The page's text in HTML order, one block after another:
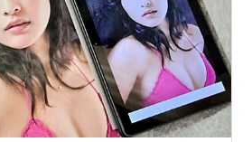
ユニット「セクシー8」に参加。
編に伴い「タンポポ」リーダーに就任。
費総合センター「Jビーフ」キャラクター